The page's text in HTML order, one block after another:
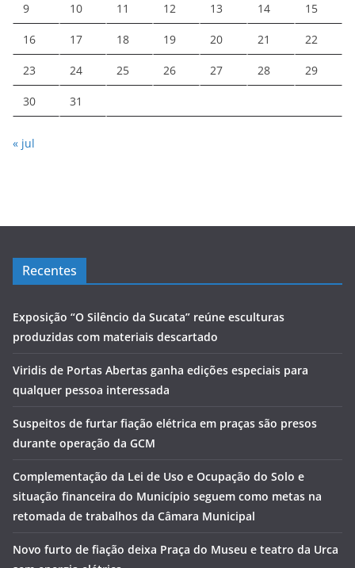
9 10 11 12 13 14 15
16 17 18 19 20 21 22
23 24 25 26 27 28 29
30 31
« jul
Recentes
Exposição “O Silêncio da Sucata” reúne esculturas
produzidas com materiais descartado
Viridis de Portas Abertas ganha edições especiais para
qualquer pessoa interessada
Suspeitos de furtar fiação elétrica em praças são presos
durante operação da GCM
Complementação da Lei de Uso e Ocupação do Solo e
situação financeira do Município seguem como metas na
retomada de trabalhos da Câmara Municipal
Novo furto de fiação deixa Praça do Museu e teatro da Urca